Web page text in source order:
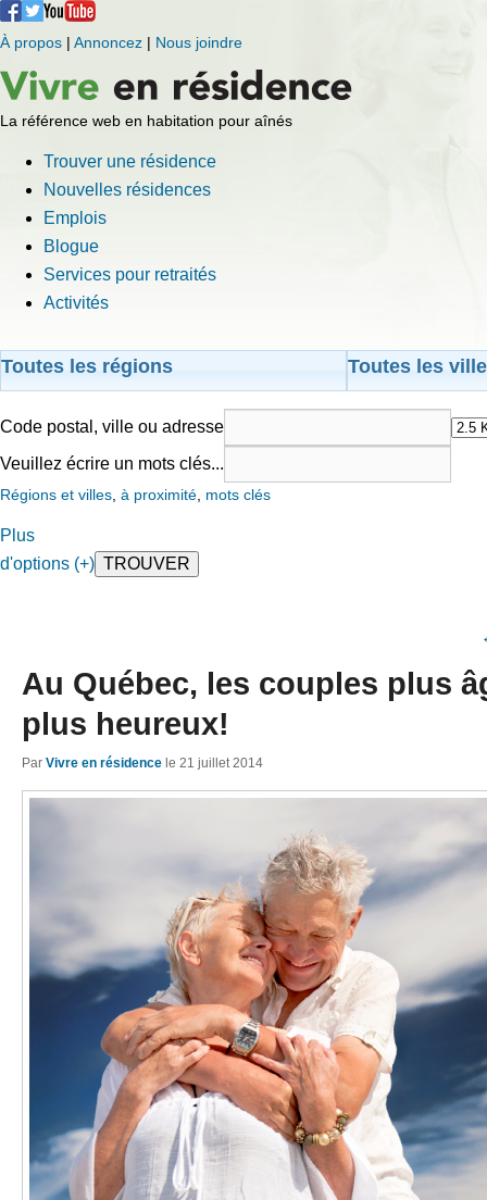
À propos | Annoncez | Nous joindre
La référence web en habitation pour aînés
Trouver une résidence
Nouvelles résidences
Emplois
Blogue
Services pour retraités
Activités
Toutes les régions Toutes les
Code postal, ville ou adresse
Veuillez écrire un mots clés...
Régions et villes à proximité mots clés
Plus
d'options (+)
Au Québec, les couples plus
plus heureux!
Par Vivre en résidence le 21 juillet 2014